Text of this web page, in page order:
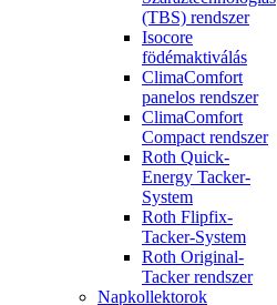
(TBS) rendszer
Isocore
födémaktiválás
ClimaComfort
panelos rendszer
ClimaComfort
Compact rendszer
Roth Quick-
Energy Tacker-
System
Roth Flipfix-
Tacker-System
Roth Original-
Tacker rendszer
Napkollektorok